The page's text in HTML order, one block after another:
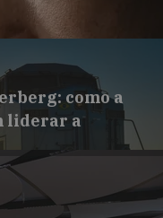
como a
liderar a